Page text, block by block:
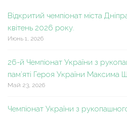
Відкритий чемпіонат міста
квітень 2026 року.
Июнь 1, 2026
26-й Чемпіонат України з
пам’яті Героя України Максима
Май 23, 2026
Чемпіонат України з